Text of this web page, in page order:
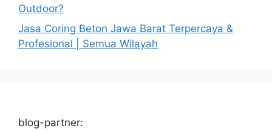
Outdoor?
Jasa Coring Beton Jawa Barat Terpercaya &
Profesional | Semua Wilayah
blog-partner: